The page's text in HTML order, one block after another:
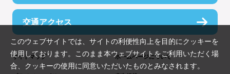
交通アクセス
サイトマップ ホームページについて
このウェブサイトでは、サイトの利便性向上を目的にクッキーを
使用しております。このまま本ウェブサイトをご利用いただく場
合、クッキーの使用に同意いただいたものとみなされます。